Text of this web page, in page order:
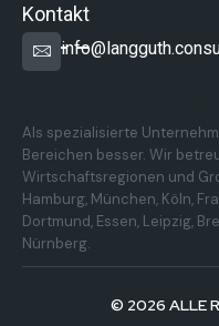
Kontakt
Als spezialisierte
Bereichen besser. Wir
Wirtschaftsregionen und
Hamburg, München, Köln,
Dortmund, Essen, Leipzig,
Nürnberg.
© 2026 ALLE